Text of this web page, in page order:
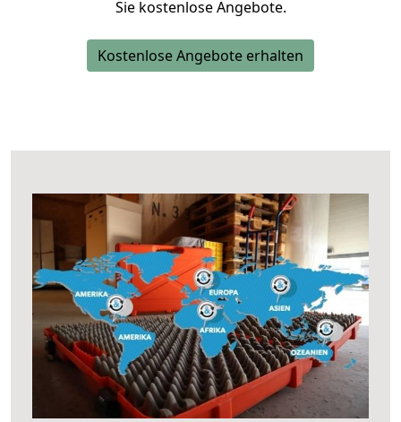
Sie kostenlose Angebote.
Kostenlose Angebote erhalten